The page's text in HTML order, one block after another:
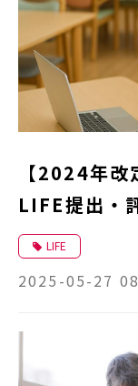
【2024年
LIFE提出・
LIFE
2025-05-27